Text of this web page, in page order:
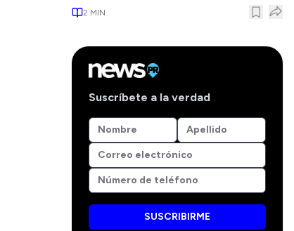
2 MIN
Suscríbete a la verdad
SUSCRIBIRME